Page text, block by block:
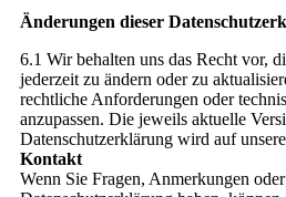
Änderungen dieser
6.1 Wir behalten uns das Recht vor,
jederzeit zu ändern oder zu
rechtliche Anforderungen oder
anzupassen. Die jeweils aktuelle
Datenschutzerklärung wird auf
Kontakt
Wenn Sie Fragen, Anmerkungen